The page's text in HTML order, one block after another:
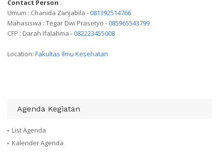
Contact Person :
Umum : Chanida Zanjabila -081392514766
Mahasiswa : Tegar Dwi Prasetyo -085965543799
CFP : Darah Ifalahma -082223455008
Location: Fakultas Ilmu Kesehatan
Agenda Kegiatan
List Agenda
Kalender Agenda